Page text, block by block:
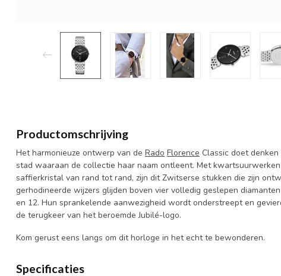
Productomschrijving
Het harmonieuze ontwerp van de Rado Florence Classic doet
stad waaraan de collectie haar naam ontleent. Met
saffierkristal van rand tot rand, zijn dit Zwitserse stukken die zijn
gerhodineerde wijzers glijden boven vier volledig geslepen
en 12. Hun sprankelende aanwezigheid wordt onderstreept en
de terugkeer van het beroemde Jubilé-logo.
Kom gerust eens langs om dit horloge in het echt te bewonderen.
Specificaties